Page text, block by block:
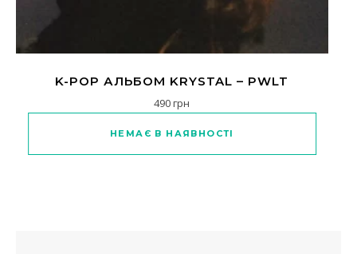
K-POP АЛЬБОМ KRYSTAL – PWLT
490грн
НЕМАЄ В НАЯВНОСТІ